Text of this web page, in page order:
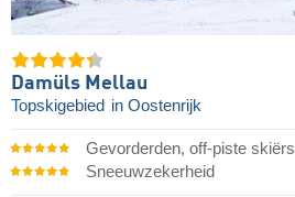
Damüls Mellau
Topskigebied in Oostenrijk
Gevorderden, off-piste skiërs
Sneeuwzekerheid